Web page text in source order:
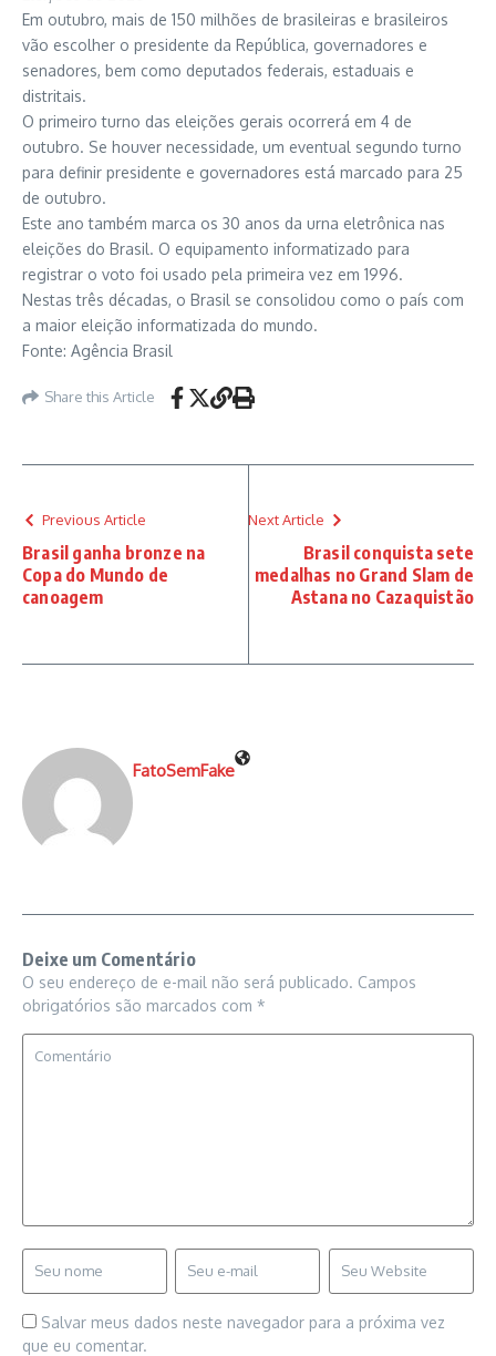
Em outubro, mais de 150 milhões de brasileiras e brasileiros
vão escolher o presidente da República, governadores e
senadores, bem como deputados federais, estaduais e
distritais.
O primeiro turno das eleições gerais ocorrerá em 4 de
outubro. Se houver necessidade, um eventual segundo turno
para definir presidente e governadores está marcado para 25
de outubro.
Este ano também marca os 30 anos da urna eletrônica nas
eleições do Brasil. O equipamento informatizado para
registrar o voto foi usado pela primeira vez em 1996.
Nestas três décadas, o Brasil se consolidou como o país com
a maior eleição informatizada do mundo.
Fonte: Agência Brasil
Share this Article
Previous Article
Brasil ganha bronze na
Copa do Mundo de
canoagem
Next Article
Brasil conquista sete
medalhas no Grand Slam de
Astana no Cazaquistão
FatoSemFake
Deixe um Comentário
O seu endereço de e-mail não será publicado. Campos
obrigatórios são marcados com *
Salvar meus dados neste navegador para a próxima vez
que eu comentar.